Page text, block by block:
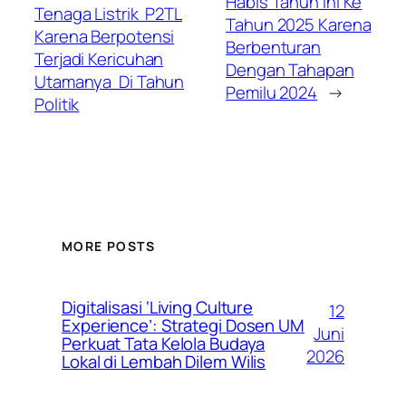
Tenaga Listrik P2TL
Karena Berpotensi
Terjadi Kericuhan
Utamanya Di Tahun
Politik
Tahun 2025 Karena
Berbenturan
Dengan Tahapan
Pemilu 2024 →
MORE POSTS
Digitalisasi ‘Living Culture
Experience’: Strategi Dosen UM
Perkuat Tata Kelola Budaya
Lokal di Lembah Dilem Wilis
12
Juni
2026